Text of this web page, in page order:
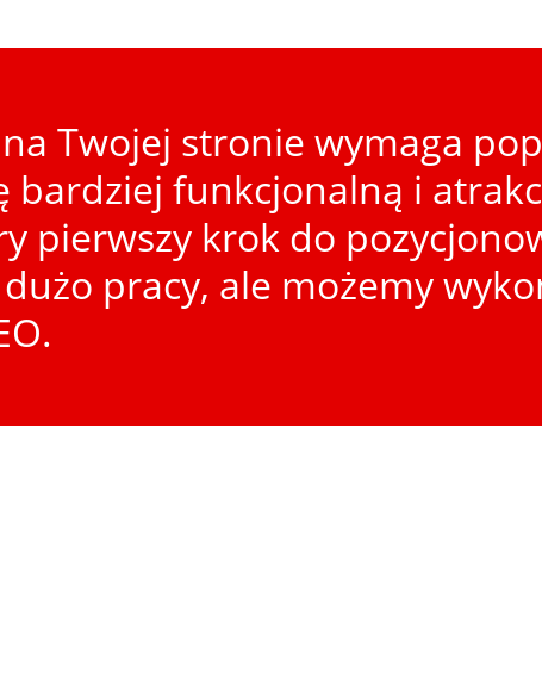
Twojej stronie wymaga
bardziej funkcjonalną i
pierwszy krok do
pracy, ale możemy